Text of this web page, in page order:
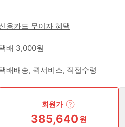
신용카드 무이자 혜택
택배 3,000원
택배배송, 퀵서비스, 직접수령
회원가
385,640 원